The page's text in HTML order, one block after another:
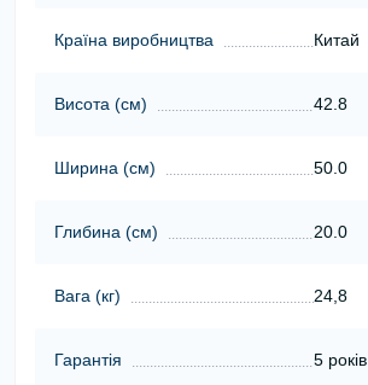
Країна виробництва Китай
Висота (cм) 42.8
Ширина (cм) 50.0
Глибина (cм) 20.0
Вага (кг) 24,8
Гарантія 5 років